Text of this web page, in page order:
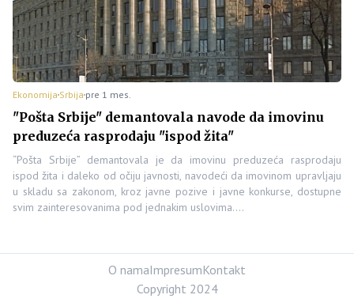
Ekonomija Srbija pre 1 mes.
"Pošta Srbije" demantovala navode da imovinu
preduzeća rasprodaju "ispod žita"
“Pošta Srbije” demantovala je da imovinu preduzeća rasprodaju
ispod žita i daleko od očiju javnosti, navodeći da imovinom upravljaju
u skladu sa zakonom, kroz javne pozive i javne konkurse, dostupne
svim zainteresovanima pod jednakim uslovima.…
Copyright 2024
O namaImpresumKontakt